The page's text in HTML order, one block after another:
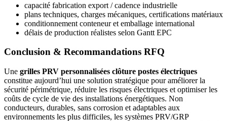
capacité fabrication export / cadence industrielle
plans techniques, charges mécaniques, certifications matériaux
conditionnement conteneur et emballage international
délais de production réalistes selon Gantt EPC
Conclusion & Recommandations RFQ
Une grilles PRV personnalisées clôture postes électriques
constitue aujourd’hui une solution stratégique pour améliorer la
sécurité périmétrique, réduire les risques électriques et optimiser les
coûts de cycle de vie des installations énergétiques. Non
conducteurs, durables, sans corrosion et adaptables aux
environnements les plus difficiles, les systèmes PRV/GRP